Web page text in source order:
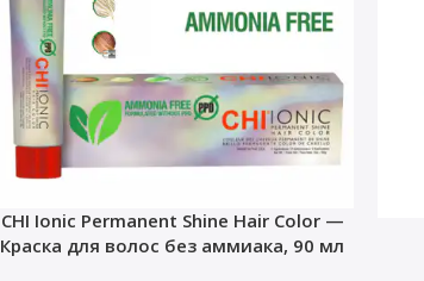
CHI Ionic Permanent Shine Hair Color —
Краска для волос без аммиака, 90 мл